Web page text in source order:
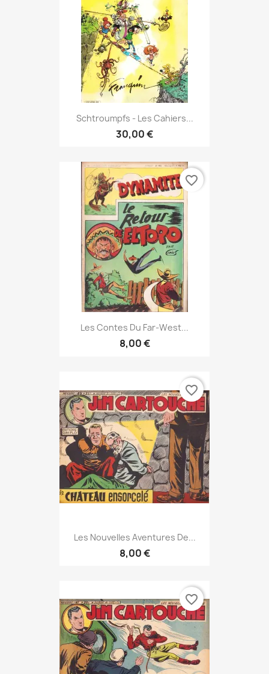
Schtroumpfs - Les Cahiers...
30,00 €
Les Contes Du Far-West...
8,00 €
favorite_border
Les Nouvelles Aventures De...
8,00 €
favorite_border
favorite_border